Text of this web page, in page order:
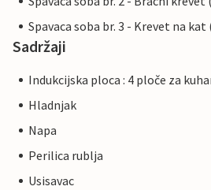
Spavaca soba br. 3 - Krevet na
Sadržaji
Indukcijska ploca : 4 ploče za
Hladnjak
Napa
Perilica rublja
Usisavac